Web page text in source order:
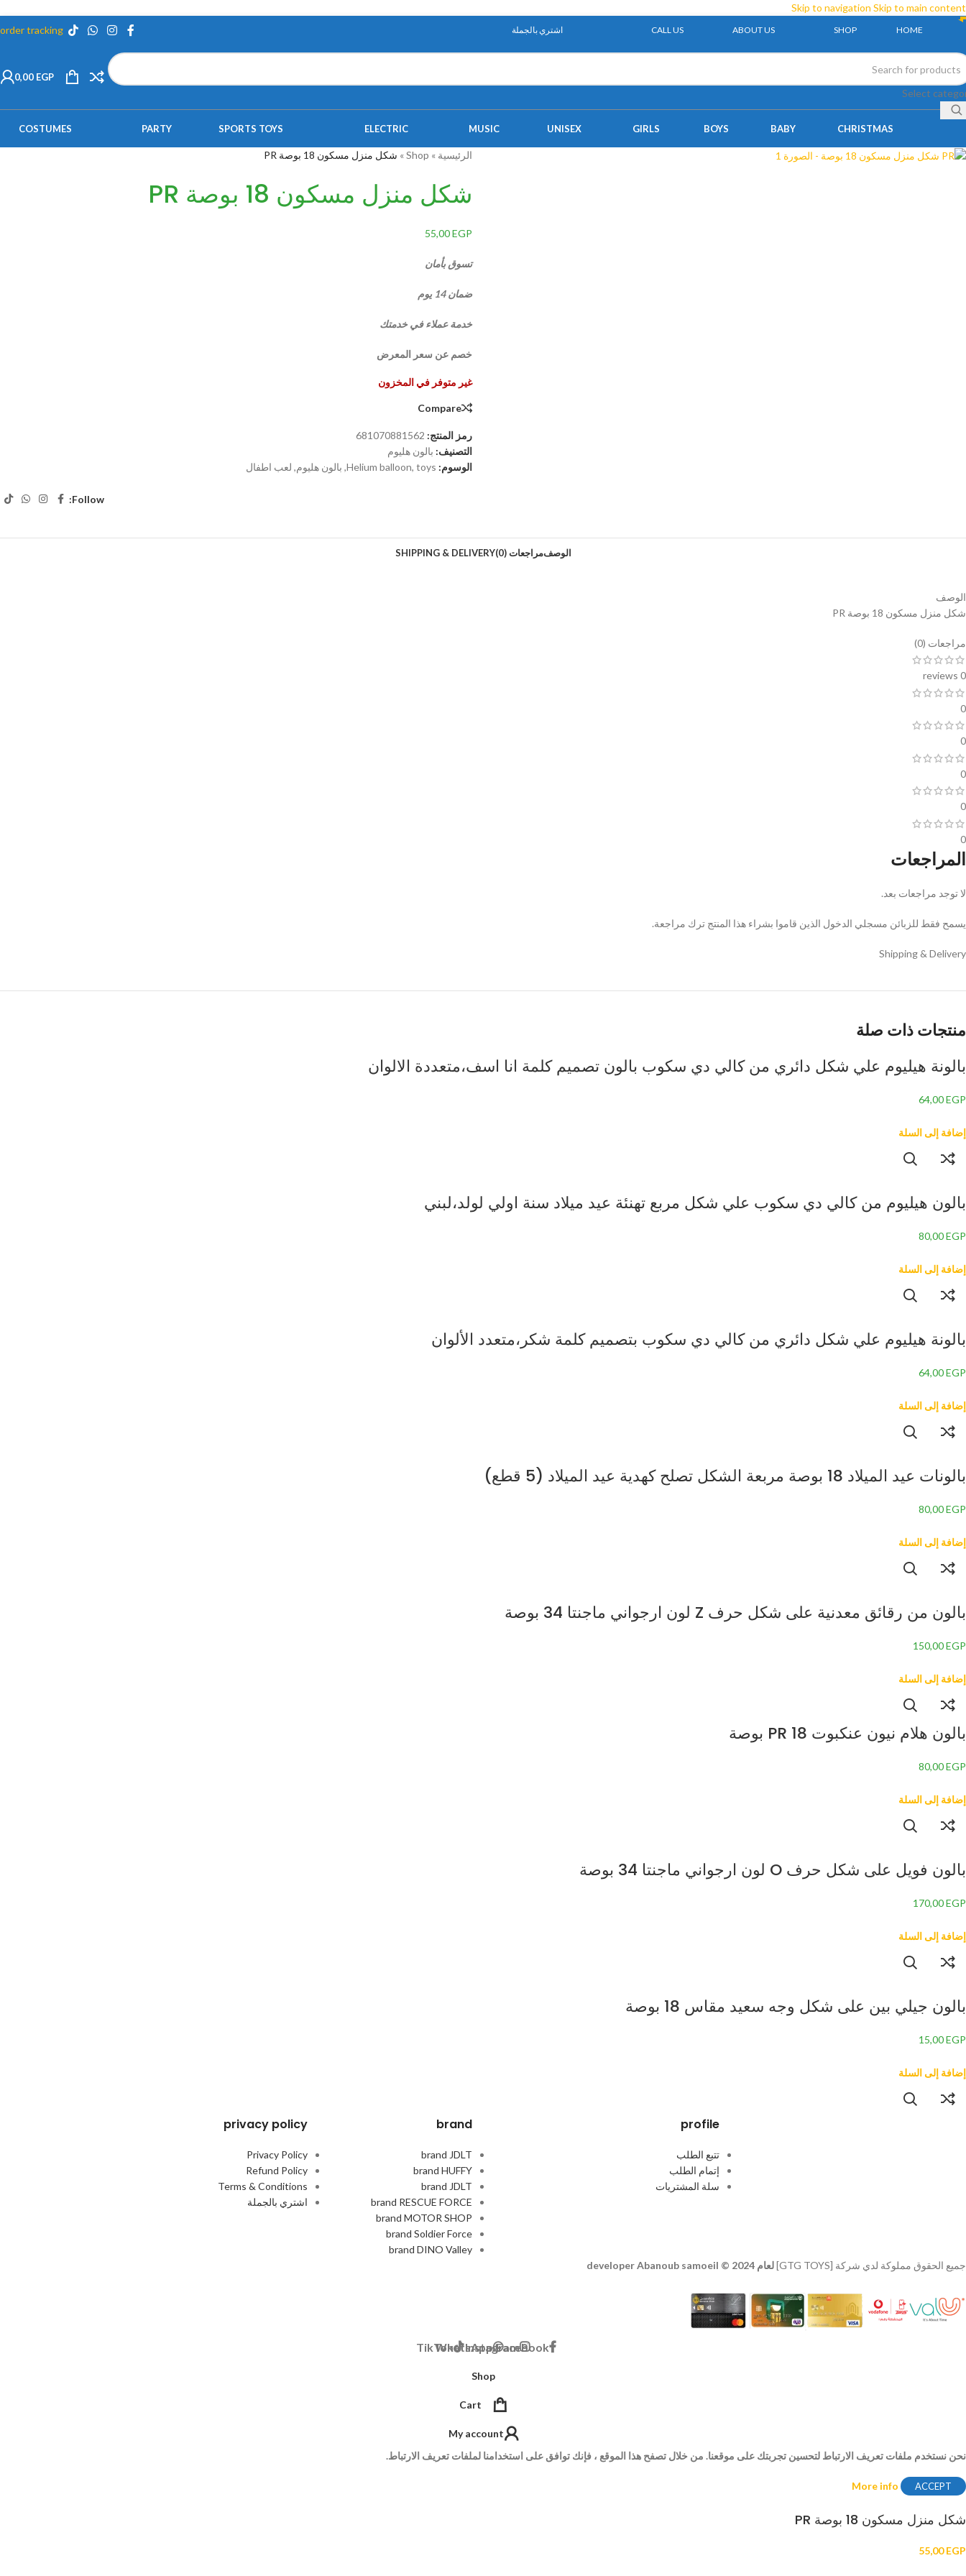
Skip to navigation Skip to main content
HOME
SHOP
ABOUT US
CALL US اشتري بالجملة order tracking
Select
0,00 EGP
CHRISTMAS
BABY
BOYS
GIRLS
UNISEX
MUSIC
ELECTRIC
SPORTS TOYS
PARTY
COSTUMES
الرئيسية »
Shop
» شكل منزل مسكون 18 بوصة PR
شكل منزل مسكون 18 بوصة PR
55,00EGP
تسوق بأمان
ضمان 14 يوم
خدمة عملاء في خدمتك
خصم عن سعر المعرض
غير متوفر في المخزون
Compare
رمز المنتج: 681070881562
التصنيف: بالون هليوم
الوسوم:
Helium balloon, toys
, بالون هليوم, لعب اطفال
Follow:
الوصفمراجعات (0) SHIPPING & DELIVERY
الوصف
شكل منزل مسكون 18 بوصة PR
مراجعات (0)
0 reviews
0
0
0
0
0
المراجعات
لا توجد مراجعات بعد.
يسمح فقط للزبائن مسجلي الدخول الذين قاموا بشراء هذا المنتج ترك مراجعة.
Shipping & Delivery
منتجات ذات صلة
بالونة هيليوم علي شكل دائري من كالي دي سكوب بالون تصميم كلمة انا اسف،متعددة الالوان
64,00EGP
إضافة إلى السلة
بالون هيليوم من كالي دي سكوب علي شكل مربع تهنئة عيد ميلاد سنة اولي لولد،لبني
80,00EGP
إضافة إلى السلة
بالونة هيليوم علي شكل دائري من كالي دي سكوب بتصميم كلمة شكر،متعدد الألوان
64,00EGP
إضافة إلى السلة
بالونات عيد الميلاد 18 بوصة مربعة الشكل تصلح كهدية عيد الميلاد (5 قطع)
80,00EGP
إضافة إلى السلة
بالون من رقائق معدنية على شكل حرف Z لون ارجواني ماجنتا 34 بوصة
150,00EGP
إضافة إلى السلة
بالون هلام نيون عنكبوت PR 18 بوصة
80,00EGP
إضافة إلى السلة
بالون فويل على شكل حرف O لون ارجواني ماجنتا 34 بوصة
170,00EGP
إضافة إلى السلة
بالون جيلي بين على شكل وجه سعيد مقاس 18 بوصة
15,00EGP
إضافة إلى السلة
profile
تتبع الطلب
إتمام الطلب
سلة المشتريات
brand
brand JDLT
brand HUFFY
brand JDLT
brand RESCUE FORCE
brand MOTOR SHOP
brand Soldier Force
brand DINO Valley
privacy policy
Privacy Policy
Refund Policy
Terms & Conditions
اشتري بالجملة
جميع الحقوق مملوكة لدي شركة [GTG TOYS] لعام 2024 © developer Abanoub samoeil
Facebook
Instagram
WhatsApp
TikTok
Shop
Cart
My account
نحن نستخدم ملفات تعريف الارتباط لتحسين تجربتك على موقعنا. من خلال تصفح هذا الموقع ، فإنك توافق على استخدامنا لملفات تعريف الارتباط.
More info ACCEPT
شكل منزل مسكون 18 بوصة PR
55,00EGP